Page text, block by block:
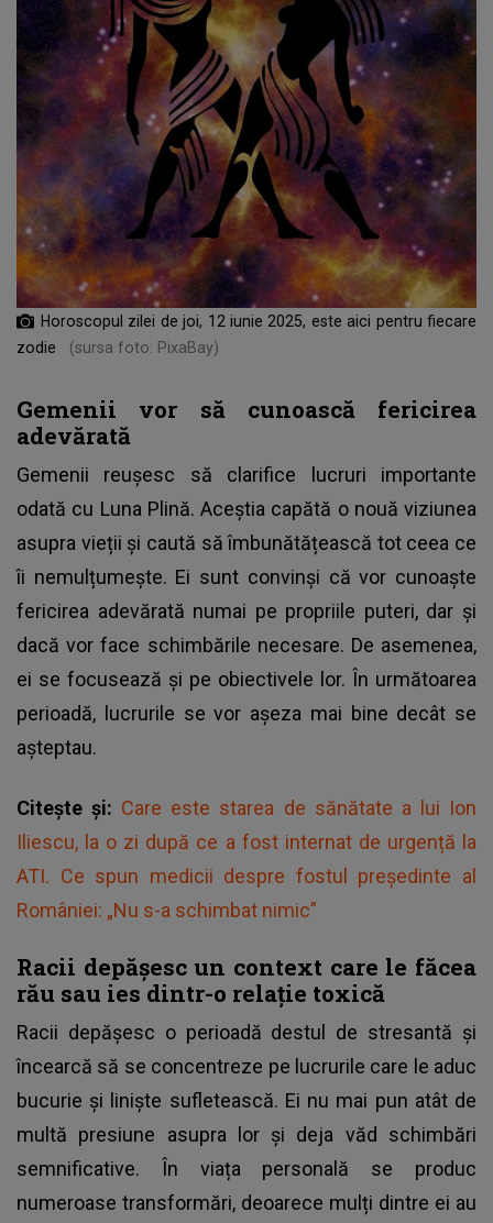
Horoscopul zilei de joi, 12 iunie 2025, este aici pentru fiecare
zodie
(sursa foto: PixaBay)
Gemenii vor să cunoască fericirea
adevărată
Gemenii reușesc să clarifice lucruri importante
odată cu Luna Plină. Aceștia capătă o nouă viziunea
asupra vieții și caută să îmbunătățească tot ceea ce
îi nemulțumește. Ei sunt convinși că vor cunoaște
fericirea adevărată numai pe propriile puteri, dar și
dacă vor face schimbările necesare. De asemenea,
ei se focusează și pe obiectivele lor. În următoarea
perioadă, lucrurile se vor așeza mai bine decât se
așteptau.
Citește și: Care este starea de sănătate a lui Ion
Iliescu, la o zi după ce a fost internat de urgență la
ATI. Ce spun medicii despre fostul președinte al
României: „Nu s-a schimbat nimic”
Racii depășesc un context care le făcea
rău sau ies dintr-o relație toxică
Racii depășesc o perioadă destul de stresantă și
încearcă să se concentreze pe lucrurile care le aduc
bucurie și liniște sufletească. Ei nu mai pun atât de
multă presiune asupra lor și deja văd schimbări
semnificative. În viața personală se produc
numeroase transformări, deoarece mulți dintre ei au